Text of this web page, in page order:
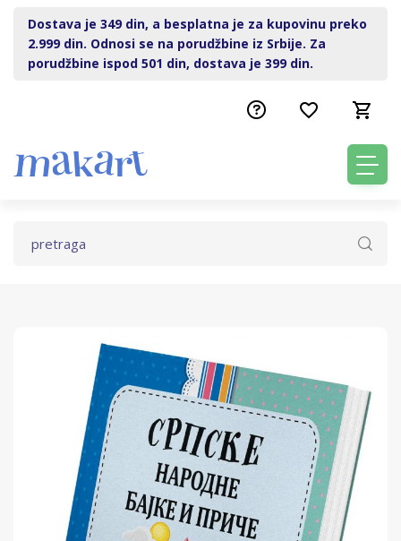
Dostava je 349 din, a besplatna je za kupovinu preko
2.999 din. Odnosi se na porudžbine iz Srbije. Za
porudžbine ispod 501 din, dostava je 399 din.